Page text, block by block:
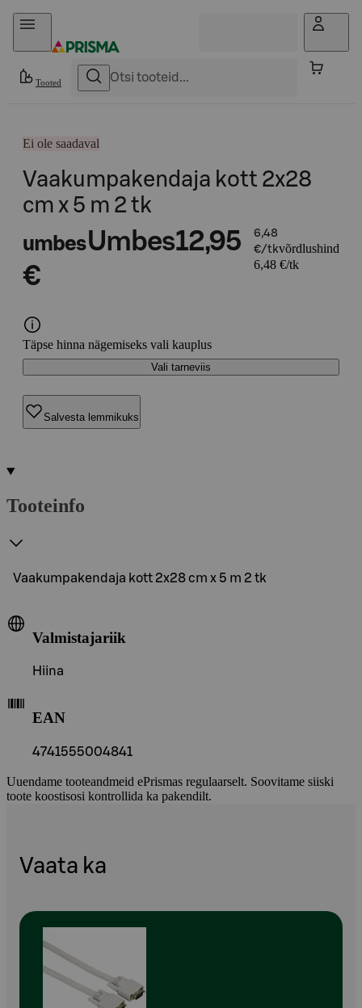
Otse sisu juurde
Tooted
Ei ole saadaval
Vaakumpakendaja kott 2x28
cm x 5 m 2 tk
umbesUmbes12,95
€
6,48
€/tkvõrdlushind
6,48 €/tk
Täpse hinna nägemiseks vali kauplus
Vali tarneviis
Salvesta lemmikuks
Tooteinfo
Vaakumpakendaja kott 2x28 cm x 5 m 2 tk
Valmistajariik
Hiina
EAN
4741555004841
Uuendame tooteandmeid ePrismas regulaarselt. Soovitame siiski
toote koostisosi kontrollida ka pakendilt.
Vaata ka